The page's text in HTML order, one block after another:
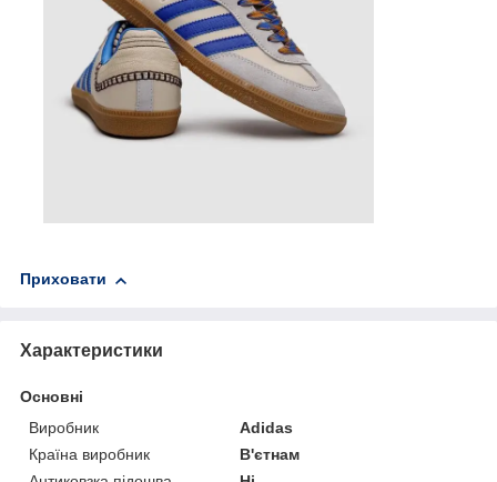
Приховати
Характеристики
Основні
Виробник
Adidas
Країна виробник
В'єтнам